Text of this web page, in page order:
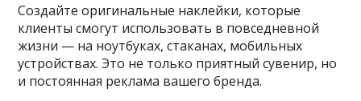
Создайте оригинальные наклейки, которые
клиенты смогут использовать в повседневной
жизни — на ноутбуках, стаканах, мобильных
устройствах. Это не только приятный сувенир, но
и постоянная реклама вашего бренда.